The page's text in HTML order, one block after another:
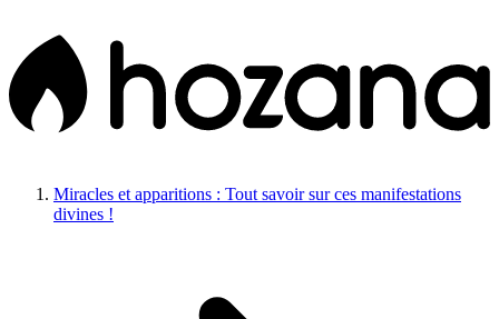
Miracles et apparitions : Tout savoir sur ces manifestations
divines !